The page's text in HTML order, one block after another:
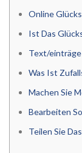
Online
Ist Das
Text/einträge
Was Ist
Machen Sie
Bearbeiten
Teilen Sie